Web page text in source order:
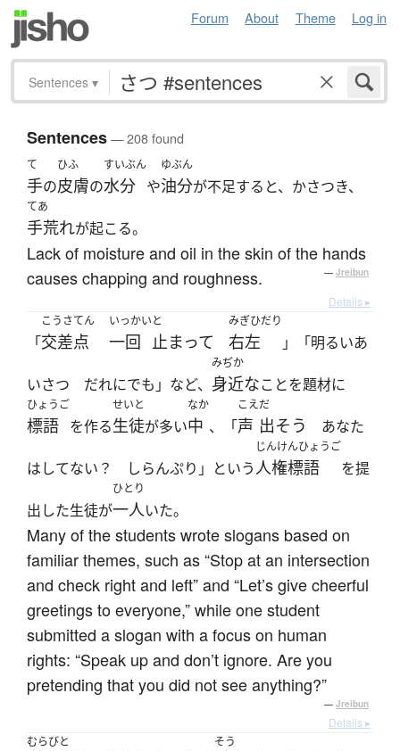
Forum About Theme Log in
Sentences ▾
Sentences— 208 found
て
手の
ひふ
皮膚の
すいぶん
水分 や
ゆぶん
油分が不足すると、かさつき、
てあ
手荒れが起こる。
Lack of moisture and oil in the skin of the hands
causes chapping and roughness.
— Jreibun
Details ▸
「
こうさてん
交差点
いっかい
一回
と
止まって
みぎひだり
右左 」「明るいあ
いさつ だれにでも」など、
みぢか
身近なことを題材に
ひょうご
標語 を作る
せいと
生徒が多い
なか
中 、「
こえ
声
だ
出そう あなた
はしてない？ しらんぷり」という
じんけんひょうご
人権標語 を提
出した生徒が
ひとり
一人いた。
Many of the students wrote slogans based on
familiar themes, such as “Stop at an intersection
and check right and left” and “Let’s give cheerful
greetings to everyone,” while one student
submitted a slogan with a focus on human
rights: “Speak up and don’t ignore. Are you
pretending that you did not see anything?”
— Jreibun
Details ▸
むらびと
そう